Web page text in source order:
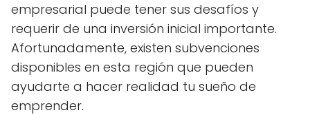
empresarial puede tener sus desafíos y
requerir de una inversión inicial importante.
Afortunadamente, existen subvenciones
disponibles en esta región que pueden
ayudarte a hacer realidad tu sueño de
emprender.